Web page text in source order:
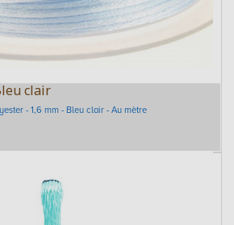
clair
- 1,6 mm - Bleu clair - Au mètre